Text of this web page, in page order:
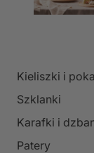
Kieliszki i
Szklanki
Karafki i
Patery